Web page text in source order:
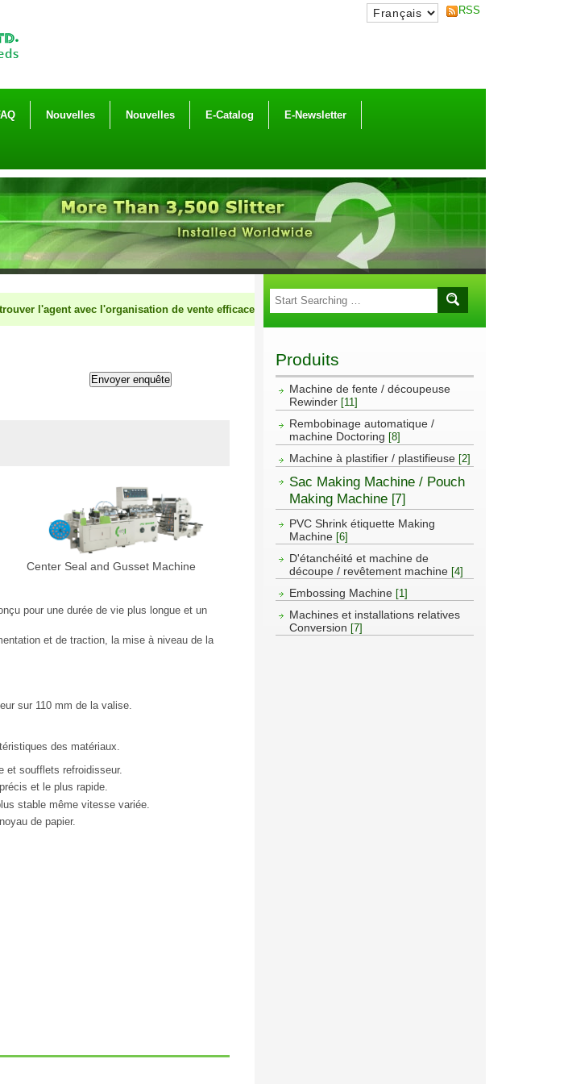
RSS
Nouvelles Nouvelles E-Catalog E-Newsletter
Produits
Machine de fente / découpeuse
Rewinder [11]
Rembobinage automatique /
machine Doctoring [8]
Machine à plastifier / plastifieuse [2]
Sac Making Machine / Pouch
Making Machine [7]
PVC Shrink étiquette Making
Machine [6]
D'étanchéité et machine de
découpe / revêtement machine [4]
Embossing Machine [1]
Machines et installations relatives
Conversion [7]
l'agent avec l'organisation de vente efficaces pour commercialiser des machines HCI collaboration. Si vous
Center Seal and Gusset Machine
pour une durée de vie plus longue et un
et de traction, la mise à niveau de la
sur 110 mm de la valise.
des matériaux.
et soufflets refroidisseur.
et le plus rapide.
stable même vitesse variée.
de papier.